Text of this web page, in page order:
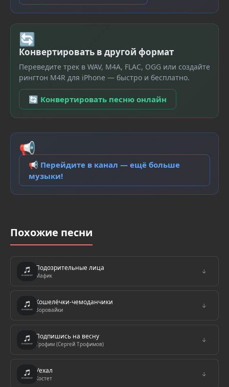
🔄
Конвертировать в другой формат
Переведите трек в WAV, M4A, FLAC, OGG или создайте
рингтон M4R для iPhone — быстро и бесплатно.
🔄 Конвертировать песню онлайн
📢
📢 Перейдите в канал — ещё больше
музыки!
Похожие песни
Подозрительные лица
Мафик
↓
Кошелёчки-чемоданчики
Воровайки
↓
Подпишись на весну
Трофим (Сергей Трофимов)
↓
Уехал
Костет
↓